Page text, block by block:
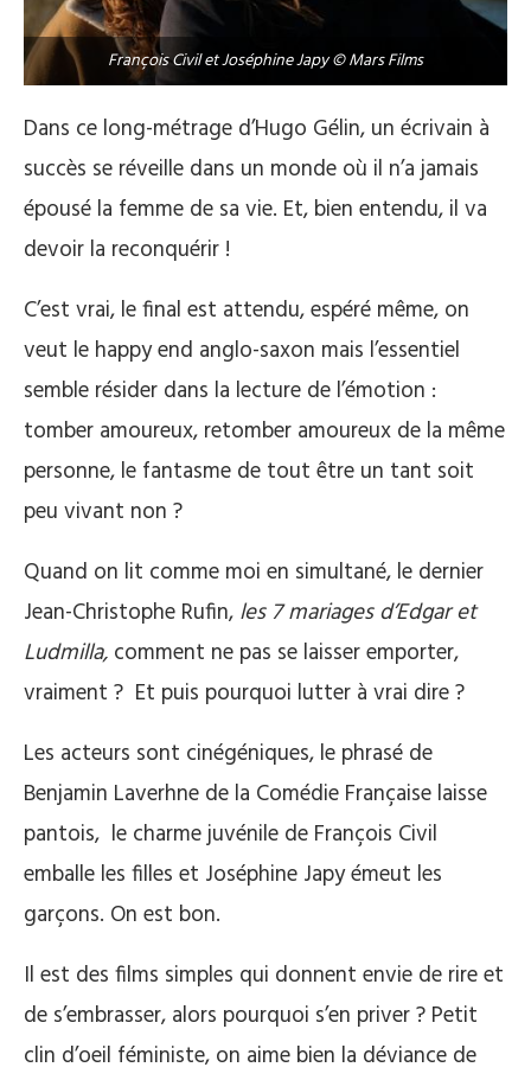
François Civil et Joséphine Japy © Mars Films
Dans ce long-métrage d’Hugo Gélin, un écrivain à
succès se réveille dans un monde où il n’a jamais
épousé la femme de sa vie. Et, bien entendu, il va
devoir la reconquérir !
C’est vrai, le final est attendu, espéré même, on
veut le happy end anglo-saxon mais l’essentiel
semble résider dans la lecture de l’émotion :
tomber amoureux, retomber amoureux de la même
personne, le fantasme de tout être un tant soit
peu vivant non ?
Quand on lit comme moi en simultané, le dernier
Jean-Christophe Rufin, les 7 mariages d’Edgar et
Ludmilla, comment ne pas se laisser emporter,
vraiment ? Et puis pourquoi lutter à vrai dire ?
Les acteurs sont cinégéniques, le phrasé de
Benjamin Laverhne de la Comédie Française laisse
pantois, le charme juvénile de François Civil
emballe les filles et Joséphine Japy émeut les
garçons. On est bon.
Il est des films simples qui donnent envie de rire et
de s’embrasser, alors pourquoi s’en priver ? Petit
clin d’oeil féministe, on aime bien la déviance de